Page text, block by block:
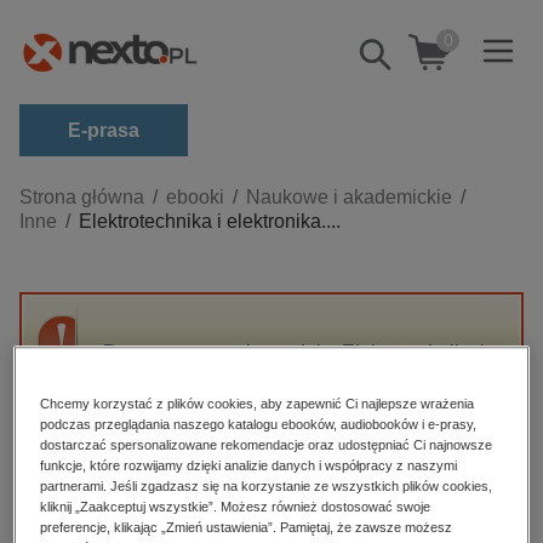
Pokaż/schowaj
wyszukiwarkę
0
E-prasa
Kategorie
Zobacz wszystkie E-prasa
budownictwo, aranżacja wnętrz
dzienniki
edukacja
hobby, sport, rozrywka
komputery, internet, technologie, informatyka
Strona główna ebooki
Naukowe i akademickie
Inne
Elektrotechnika i elektronika....
Przepraszamy, ale produkt „Elektrotechnika i
dostępny.
High-contrast mode
Polecane
Chcemy korzystać z plików cookies, aby zapewnić Ci najlepsze wrażenia
podczas przeglądania naszego katalogu ebooków, audiobooków i e-prasy,
dostarczać spersonalizowane rekomendacje oraz udostępniać Ci najnowsze
funkcje, które rozwijamy dzięki analizie danych i współpracy z naszymi
partnerami. Jeśli zgadzasz się na korzystanie ze wszystkich plików cookies,
kliknij „Zaakceptuj wszystkie”. Możesz również dostosować swoje
preferencje, klikając „Zmień ustawienia”. Pamiętaj, że zawsze możesz